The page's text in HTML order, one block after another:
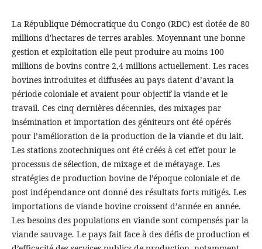
La République Démocratique du Congo (RDC) est dotée de 80
millions d'hectares de terres arables. Moyennant une bonne
gestion et exploitation elle peut produire au moins 100
millions de bovins contre 2,4 millions actuellement. Les races
bovines introduites et diffusées au pays datent d’avant la
période coloniale et avaient pour objectif la viande et le
travail. Ces cinq dernières décennies, des mixages par
insémination et importation des géniteurs ont été opérés
pour l’amélioration de la production de la viande et du lait.
Les stations zootechniques ont été créés à cet effet pour le
processus de sélection, de mixage et de métayage. Les
stratégies de production bovine de l’époque coloniale et de
post indépendance ont donné des résultats forts mitigés. Les
importations de viande bovine croissent d’année en année.
Les besoins des populations en viande sont compensés par la
viande sauvage. Le pays fait face à des défis de production et